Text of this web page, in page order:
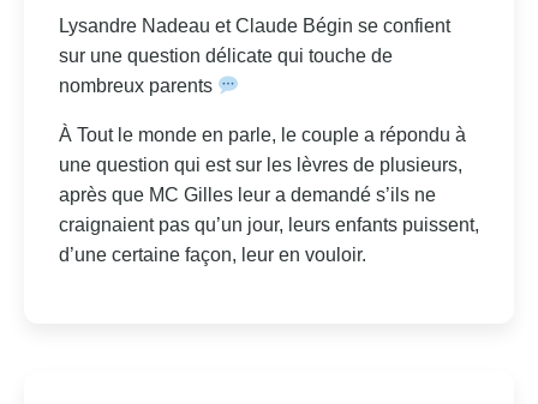
Lysandre Nadeau et Claude Bégin se confient
sur une question délicate qui touche de
nombreux parents
À Tout le monde en parle, le couple a répondu à
une question qui est sur les lèvres de plusieurs,
après que MC Gilles leur a demandé s’ils ne
craignaient pas qu’un jour, leurs enfants puissent,
d’une certaine façon, leur en vouloir.